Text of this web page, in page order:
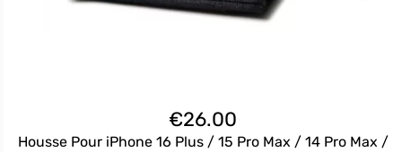
€26.00
Housse Pour iPhone 16 Plus / 15 Pro Max / 14 Pro Max /